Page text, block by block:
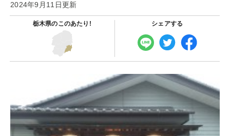
2024年9月11日更新
栃木県のこのあたり! シェアする